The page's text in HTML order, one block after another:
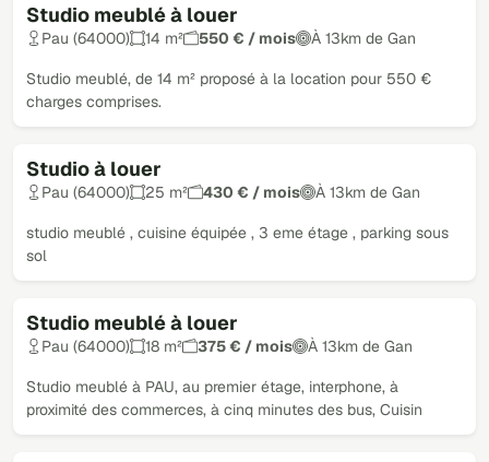
Studio meublé à louer
Pau (64000) 14 m² 550 € / mois À 13km de Gan
Studio meublé, de 14 m² proposé à la location pour 550 €
charges comprises.
Studio à louer
Pau (64000) 25 m² 430 € / mois À 13km de Gan
studio meublé , cuisine équipée , 3 eme étage , parking sous
sol
Studio meublé à louer
Pau (64000) 18 m² 375 € / mois À 13km de Gan
Studio meublé à PAU, au premier étage, interphone, à
proximité des commerces, à cinq minutes des bus, Cuisin